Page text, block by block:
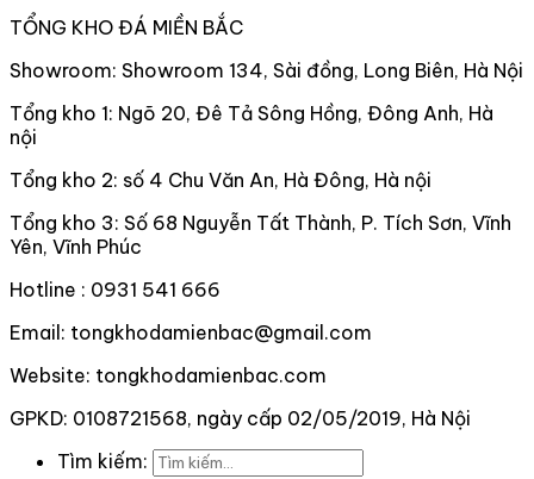
TỔNG KHO ĐÁ MIỀN BẮC
Showroom: Showroom 134, Sài đồng, Long Biên, Hà Nội
Tổng kho 1: Ngõ 20, Đê Tả Sông Hồng, Đông Anh, Hà
nội
Tổng kho 2: số 4 Chu Văn An, Hà Đông, Hà nội
Tổng kho 3: Số 68 Nguyễn Tất Thành, P. Tích Sơn, Vĩnh
Yên, Vĩnh Phúc
Hotline : 0931 541 666
Email: tongkhodamienbac@gmail.com
Website: tongkhodamienbac.com
GPKD: 0108721568, ngày cấp 02/05/2019, Hà Nội
Tìm kiếm: